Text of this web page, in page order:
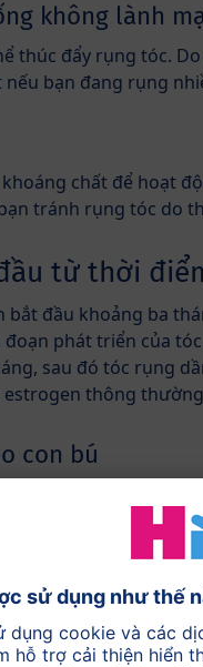
không lành
thúc đẩy rụng tóc.
bạn đang rụng
chất để hoạt
tránh rụng tóc do
từ thời
đầu khoảng ba
phát triển của
sau đó tóc rụng
thông
con bú
đầu
thể